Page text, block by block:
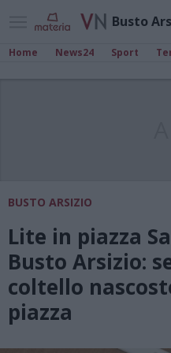
Home News24 Sport
BUSTO ARSIZIO
Lite in piazza
Busto Arsizio:
coltello
piazza